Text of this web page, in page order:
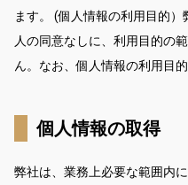
ます。 (個人情報の利用目的
人の同意なしに、利用目的の
ん。なお、個人情報の利用目
個人情報の取得
弊社は、業務上必要な範囲内